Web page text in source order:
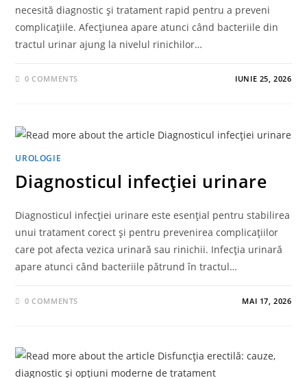
necesită diagnostic și tratament rapid pentru a preveni
complicațiile. Afecțiunea apare atunci când bacteriile din
tractul urinar ajung la nivelul rinichilor…
0 COMMENTS IUNIE 25, 2026
UROLOGIE
Diagnosticul infecției urinare
Diagnosticul infecției urinare este esențial pentru stabilirea
unui tratament corect și pentru prevenirea complicațiilor
care pot afecta vezica urinară sau rinichii. Infecția urinară
apare atunci când bacteriile pătrund în tractul…
0 COMMENTS MAI 17, 2026